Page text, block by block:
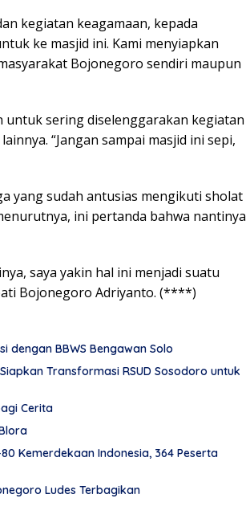
kegiatan keagamaan, kepada
ke masjid ini. Kami menyiapkan
Bojonegoro sendiri maupun
untuk sering diselenggarakan kegiatan
“Jangan sampai masjid ini sepi,
yang sudah antusias mengikuti sholat
ini pertanda bahwa nantinya
saya yakin hal ini menjadi suatu
Bojonegoro Adriyanto. (****)
dengan BBWS Bengawan Solo
Transformasi RSUD Sosodoro untuk
Cerita
Kemerdekaan Indonesia, 364 Peserta
Ludes Terbagikan